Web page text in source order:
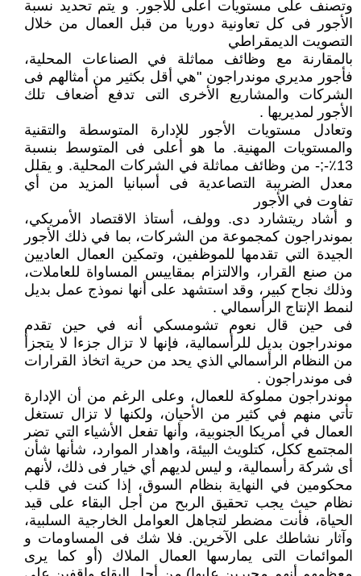
وتصنف على مستويات أعلى للأجور. و يتم تحديد نسبة
الأجور فى كل تعاونية دوريا من قبل العمال من خلال
التصويت الديمقراطي
بالمقارنة مع وظائف مماثلة في الصناعات المحلية،
فأجور مديري موندراجون "هي أقل بكثير من أمثالهم فى
الشركات والمشاريع الأخرى التى تدفع أضعاف تلك
الأجور لمديريها .
وتعادل مستويات الأجور للإدارة المتوسطة والتقنية
والمستويات المهنية. ما هو أعلى فى المتوسط بنسبة
13٪-;- من وظائف مماثلة في الشركات المحلية. و يقلل
معدل الضريبة التصاعدية فى أسبانيا المزيد من أي
تفاوت في الأجور
و أشاد ريتشارد دى. وولف، أستاذ الاقتصاد الأمريكي،
بموندراجون كمجموعة من الشركات، بما في ذلك الأجور
الجيدة التي تقدمها للموظفين، وتمكين العمال العاديين
من صنع القرار، والالتزام بمقاييس المساواة للعاملات،
وذلك نجاح كبير، وقد استشهد على أنها نموذج عمل بديل
لنمط الإنتاج الرأسمالي .
فى حين قال نعوم تشومسكي أنه في حين تقدم
موندراجون بديل للرأسمالية، فإنها لا تزال جزءا لا يتجزأ
من النظام الرأسمالي الذي يحد من حرية اتخاذ القرارات
فى موندراجون .
موندراجون مملوكة للعمال، وعلى الرغم من أن الإدارة
تأتي منهم في كثير من الأحيان، ولكنها لا تزال تستغل
العمال في أمريكا الجنوبية، وأنها تفعل الأشياء التي تضر
المجتمع ككل، كتلويث البيئة، واهدار الموارد، شأنها شأن
أى شركة رأسمالية، و ليس لديهم أي خيار فى ذلك، لأنهم
محكومين في النهاية بنظام السوق، إذا كنت في قلب
نظام حيث يجب تحقيق الربح من أجل البقاء على قيد
الحياة، فأنت مضطر لتجاهل العوامل الخارجية السلبية،
وآثار نشاطك على الآخرين. فلا شك فى المساومات و
الموائمات التى يمارسها العمال الملاك (أو كما يرى